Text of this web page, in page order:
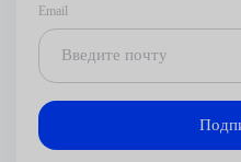
Email